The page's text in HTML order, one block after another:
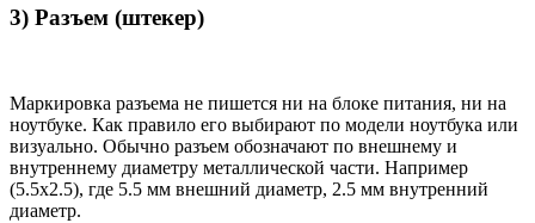
3) Разъем (штекер)
Маркировка разъема не пишется ни на блоке питания, ни на
ноутбуке. Как правило его выбирают по модели ноутбука или
визуально. Обычно разъем обозначают по внешнему и
внутреннему диаметру металлической части. Например
(5.5x2.5), где 5.5 мм внешний диаметр, 2.5 мм внутренний
диаметр.